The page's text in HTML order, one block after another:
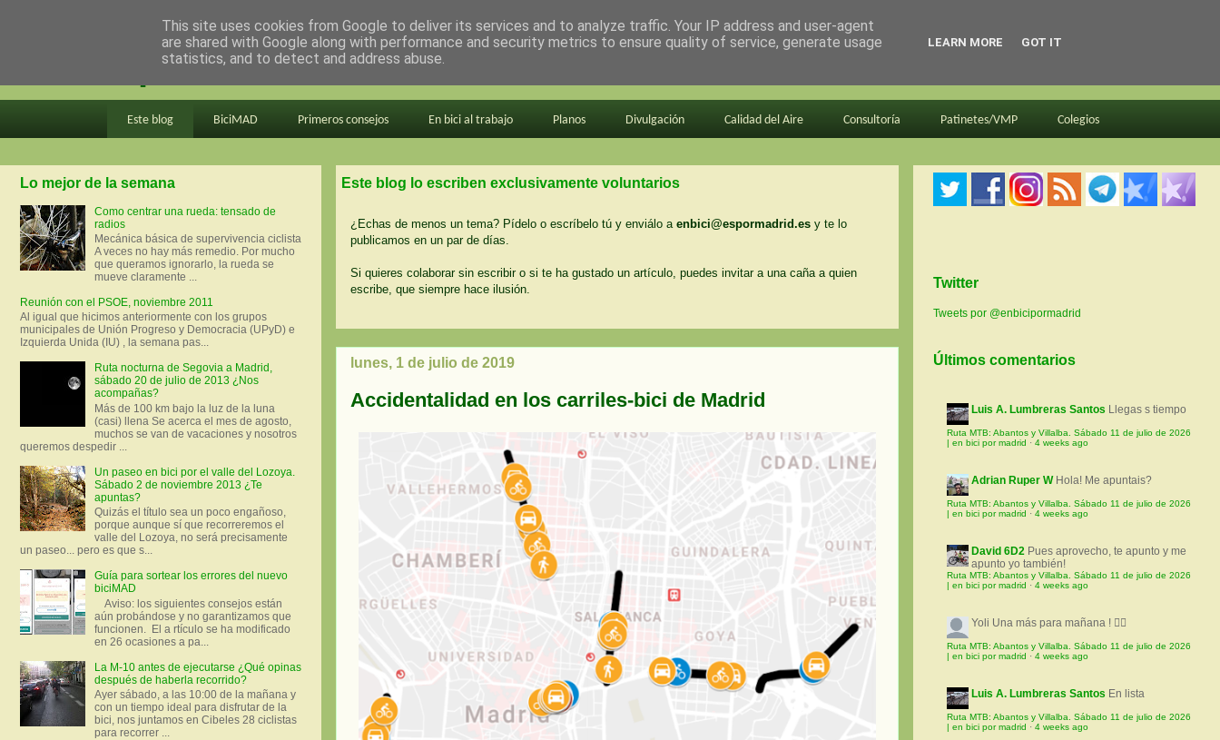
en bici por madrid
Este blog BiciMAD Primeros consejos En bici al trabajo Planos Divulgación Calidad del Aire Consultoría Patinetes/VMP Colegios
Este blog lo escriben exclusivamente voluntarios
¿Echas de menos un tema? Pídelo o escríbelo tú y enviálo a enbici@espormadrid.es y te lo
publicamos en un par de días.
Si quieres colaborar sin escribir o si te ha gustado un artículo, puedes invitar a una caña a quien
escribe, que siempre hace ilusión.
lunes, 1 de julio de 2019
Accidentalidad en los carriles-bici de Madrid
Lo mejor de la semana
Como centrar una rueda: tensado de
radios
Mecánica básica de supervivencia ciclista
A veces no hay más remedio. Por mucho
que queramos ignorarlo, la rueda se
mueve claramente ...
Reunión con el PSOE, noviembre 2011
Al igual que hicimos anteriormente con los grupos
municipales de Unión Progreso y Democracia (UPyD) e
Izquierda Unida (IU) , la semana pas...
Ruta nocturna de Segovia a Madrid,
sábado 20 de julio de 2013 ¿Nos
acompañas?
Más de 100 km bajo la luz de la luna
(casi) llena Se acerca el mes de agosto,
muchos se van de vacaciones y nosotros
queremos despedir ...
Un paseo en bici por el valle del Lozoya.
Sábado 2 de noviembre 2013 ¿Te
apuntas?
Quizás el título sea un poco engañoso,
porque aunque sí que recorreremos el
valle del Lozoya, no será precisamente
un paseo... pero es que s...
Guía para sortear los errores del nuevo
biciMAD
Aviso: los siguientes consejos están
aún probándose y no garantizamos que
funcionen. El a rtículo se ha modificado
en 26 ocasiones a pa...
La M-10 antes de ejecutarse ¿Qué opinas
después de haberla recorrido?
Ayer sábado, a las 10:00 de la mañana y
con un tiempo ideal para disfrutar de la
bici, nos juntamos en Cibeles 28 ciclistas
para recorrer ...
Twitter
Tweets por @enbicipormadrid
Últimos comentarios
Luis A. Lumbreras Santos Llegas s tiempo
Ruta MTB: Abantos y Villalba. Sábado 11 de julio de 2026
| en bici por madrid · 4 weeks ago
Adrian Ruper W Hola! Me apuntais?
Ruta MTB: Abantos y Villalba. Sábado 11 de julio de 2026
| en bici por madrid · 4 weeks ago
David 6D2 Pues aprovecho, te apunto y me
apunto yo también!
Ruta MTB: Abantos y Villalba. Sábado 11 de julio de 2026
| en bici por madrid · 4 weeks ago
Yoli Una más para mañana ! 🚵‍♀️
Ruta MTB: Abantos y Villalba. Sábado 11 de julio de 2026
| en bici por madrid · 4 weeks ago
Luis A. Lumbreras Santos En lista
Ruta MTB: Abantos y Villalba. Sábado 11 de julio de 2026
| en bici por madrid · 4 weeks ago
This site uses cookies from Google to deliver its services and to analyze traffic. Your IP address and user-agent
are shared with Google along with performance and security metrics to ensure quality of service, generate usage
statistics, and to detect and address abuse.
LEARN MORE GOT IT